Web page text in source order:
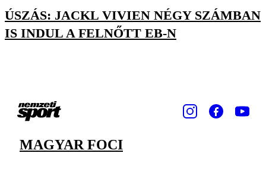
ÚSZÁS: JACKL VIVIEN NÉGY SZÁMBAN
IS INDUL A FELNŐTT EB-N
MAGYAR FOCI